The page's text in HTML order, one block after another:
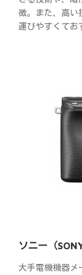
徴。また、高い
運びやすくてお
ソニー（SONY
大手電機機器メ